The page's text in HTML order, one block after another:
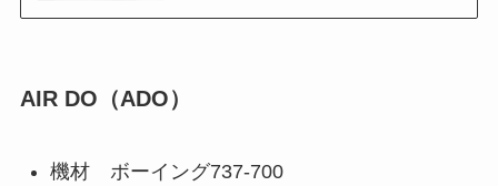
AIR DO（ADO）
機材 ボーイング737-700